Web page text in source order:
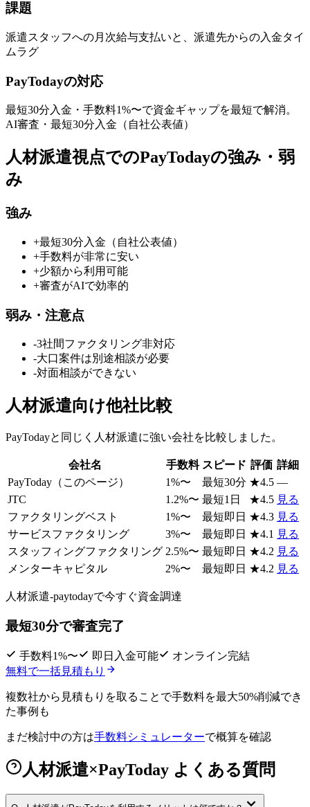
課題
派遣スタッフへの月次給与支払いと、派遣先からの入金タイ
ムラグ
PayTodayの対応
最短30分 入金・手数料1%〜で資金ギャップを最短で解消。
AI審査・最短30分入金（自社公表値）
人材派遣視点でのPayTodayの強み・弱
み
強み
+最短30分入金（自社公表値）
+手数料が非常に安い
+少額から利用可能
+審査がAIで効率的
弱み・注意点
-3社間ファクタリング非対応
-大口案件は別途相談が必要
-対面相談ができない
人材派遣向け他社比較
PayTodayと同じく 人材派遣に強い会社を比較しました。
会社名 手数料 スピード 評価 詳細
PayToday （このページ） 1%〜 最短30分 ★4.5 —
JTC
1.2%〜 最短1日 ★4.5 見る
ファクタリングベスト
1%〜 最短即日 ★4.3 見る
サービスファクタリング
3%〜 最短即日 ★4.1 見る
スタッフィングファクタリング 2.5%〜 最短即日 ★4.2 見る
メンターキャピタル
2%〜 最短即日 ★4.2 見る
人材派遣-paytodayで今すぐ資金調達
最短30分で審査完了
手数料1%〜 即日入金可能
オンライン完結
無料で一括見積もり
複数社から見積もりを取ることで手数料を最大50%削減でき
た事例も
まだ検討中の方は手数料シミュレーターで概算を確認
人材派遣×PayToday よくある質問